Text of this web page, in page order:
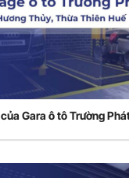
Gara ô tô Trường